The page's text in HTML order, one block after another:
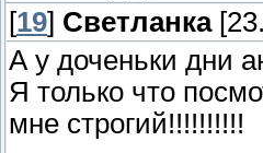
[19] Светланка
А у доченьки дни
Я только что
мне строгий!!!!!!!!!!